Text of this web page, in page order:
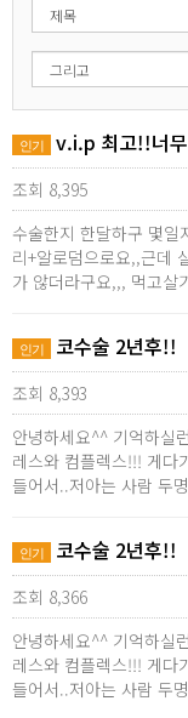
인기 v.i.p 최고!!너
조회 8,395
수술한지 한달하구 몇일
리+알로덤으로요,,근데
가 않더라구요,,, 먹고
인기 코수술 2년후!!
조회 8,393
안녕하세요^^ 기억하실
레스와 컴플렉스!!! 게다
들어서..저아는 사람 두
인기 코수술 2년후!!
조회 8,366
안녕하세요^^ 기억하실
레스와 컴플렉스!!! 게다
들어서..저아는 사람 두